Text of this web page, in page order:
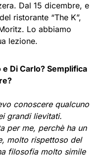
Dal 15 dicembre, e
ristorante “The K”,
Lo abbiamo
lezione.
Di Carlo? Semplifica
conoscere qualcuno
grandi lievitati.
per me, perchè ha un
molto rispettoso del
filosofia molto simile